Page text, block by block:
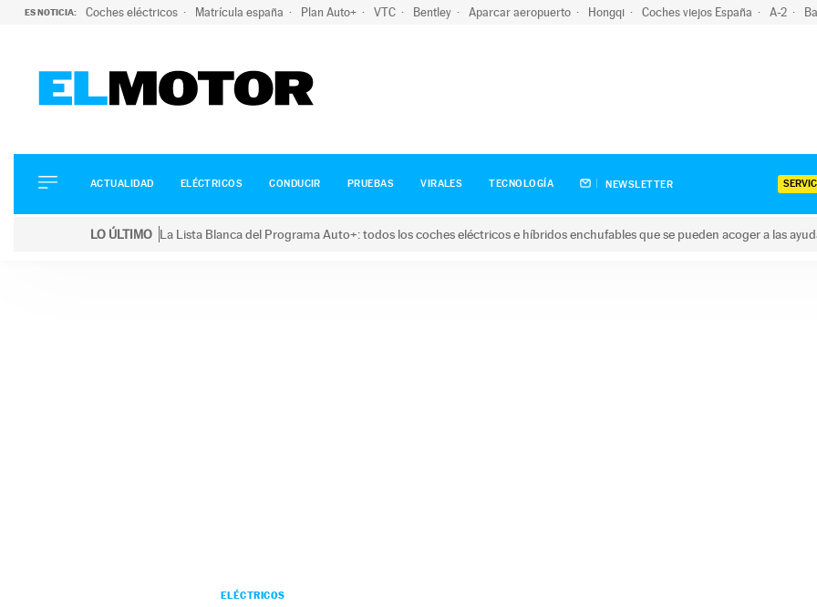
ES NOTICIA: Coches eléctricos Matrícula españa Plan Auto+ VTC Bentley Aparcar aeropuerto Hongqi Coches viejos España A-2
ELÉCTRICOS
CONDUCIR
ACTUALIDAD ELÉCTRICOS CONDUCIR PRUEBAS VIRALES TECNOLOGÍA NEWSLETTER
LO ÚLTIMO La Lista Blanca del Programa Auto+: todos los coches eléctricos e híbridos enchufables que se pueden acoger a las
ELÉCTRICOS